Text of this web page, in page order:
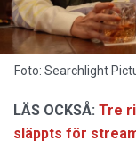
Foto: Searchlight
LÄS OCKSÅ: Tre
släppts för